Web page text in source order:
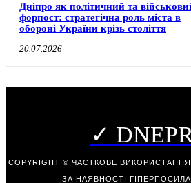
Дніпро як політичний та
форпост: стратегічна роль міста в
обороні України крізь століття
20.07.2026
✓
COPYRIGHT © ЧАСТКОВЕ
ЗА НАЯВНОСТІ